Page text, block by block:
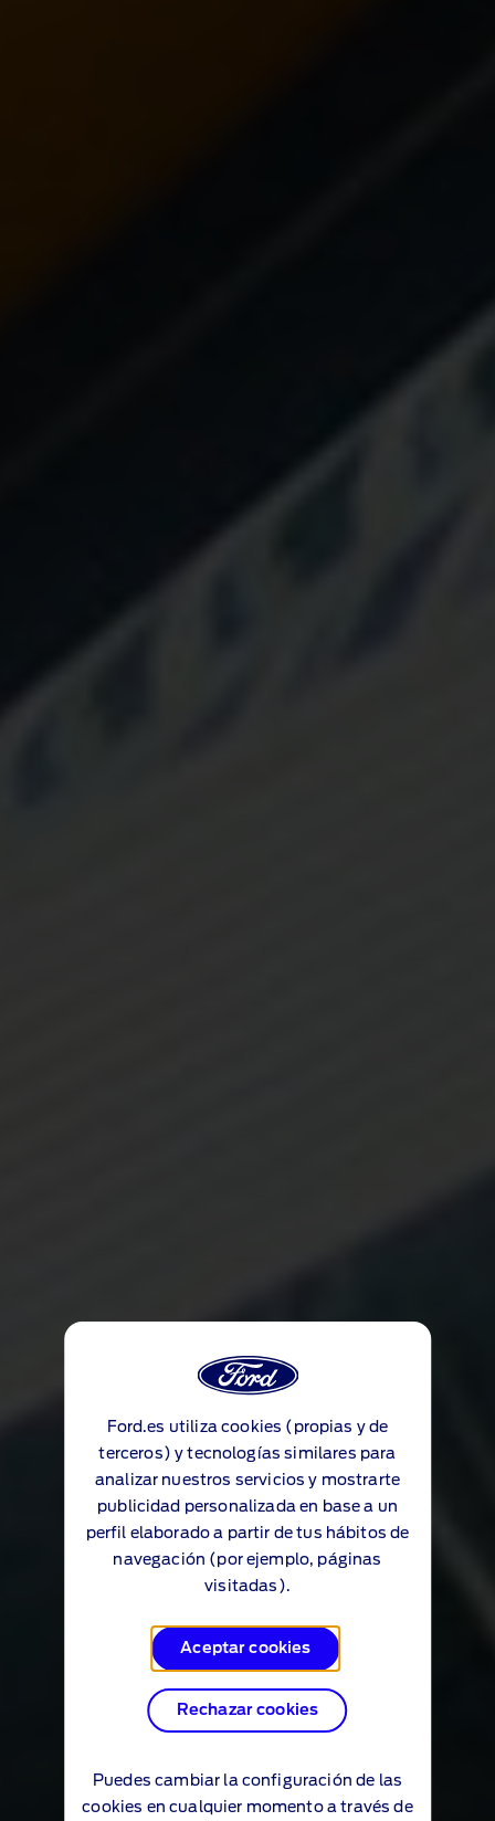
Ford.es utiliza cookies (propias y de
terceros) y tecnologías similares para
analizar nuestros servicios y mostrarte
publicidad personalizada en base a un
perfil elaborado a partir de tus hábitos de
navegación (por ejemplo, páginas
visitadas).
Aceptar cookies
Rechazar cookies
Puedes cambiar la configuración de las
cookies en cualquier momento a través de